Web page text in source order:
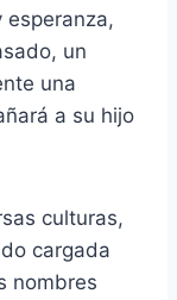
esperanza,
un
una
a su hijo
culturas,
cargada
nombres